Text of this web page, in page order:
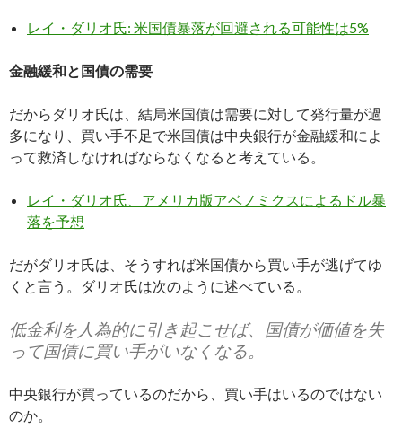
レイ・ダリオ氏: 米国債暴落が回避される可能性は5%
金融緩和と国債の需要
だからダリオ氏は、結局米国債は需要に対して発行量が過
多になり、買い手不足で米国債は中央銀行が金融緩和によ
って救済しなければならなくなると考えている。
レイ・ダリオ氏、アメリカ版アベノミクスによるドル暴
落を予想
だがダリオ氏は、そうすれば米国債から買い手が逃げてゆ
くと言う。ダリオ氏は次のように述べている。
低金利を人為的に引き起こせば、国債が価値を失
って国債に買い手がいなくなる。
中央銀行が買っているのだから、買い手はいるのではない
のか。